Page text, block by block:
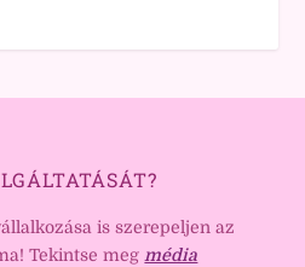
is szerepeljen az
Tekintse megmédia